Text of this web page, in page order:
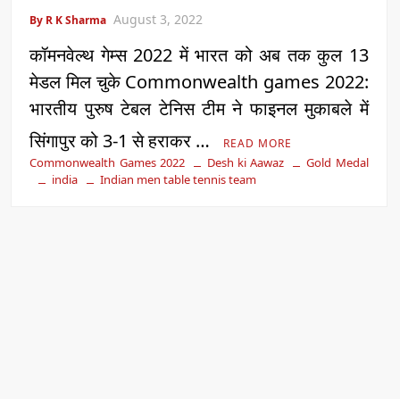
By R K Sharma August 3, 2022
कॉमनवेल्थ गेम्स 2022 में भारत को अब तक कुल 13
मेडल मिल चुके Commonwealth games 2022:
भारतीय पुरुष टेबल टेनिस टीम ने फाइनल मुकाबले में
सिंगापुर को 3-1 से हराकर …
READ MORE
Commonwealth Games 2022 Desh ki Aawaz
Gold Medal
india
Indian men table tennis team